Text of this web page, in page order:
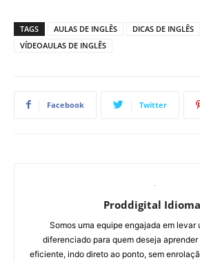
TAGS AULAS DE INGLÊS DICAS DE INGLÊS
VÍDEOAULAS DE INGLÊS
Facebook Twitter
Proddigital
Somos uma equipe engajada em levar
diferenciado para quem deseja
eficiente, indo direto ao ponto, sem